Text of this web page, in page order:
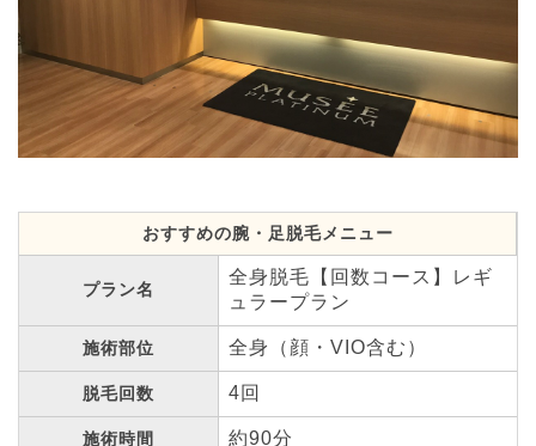
おすすめの腕・足脱毛メニュー
プラン名
全身脱毛【回数コース】レギ
ュラープラン
施術部位 全身（顔・VIO含む）
脱毛回数 4回
施術時間 約90分